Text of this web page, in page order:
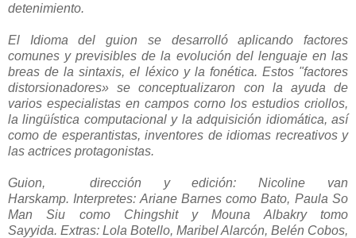
detenimiento.
El Idioma del guion se desarrolló aplicando factores
comunes y previsibles de la evolución del lenguaje en las
breas de la sintaxis, el léxico y la fonética. Estos "factores
distorsionadores» se conceptualizaron con la ayuda de
varios especialistas en campos corno los estudios criollos,
la lingüística computacional y la adquisición idiomática, así
como de esperantistas, inventores de idiomas recreativos y
las actrices protagonistas.
Guion, dirección y edición: Nicoline van
Harskamp. Interpretes: Ariane Barnes como Bato, Paula So
Man Siu como Chingshit y Mouna Albakry tomo
Sayyida. Extras: Lola Botello, Maribel Alarcón, Belén Cobos,